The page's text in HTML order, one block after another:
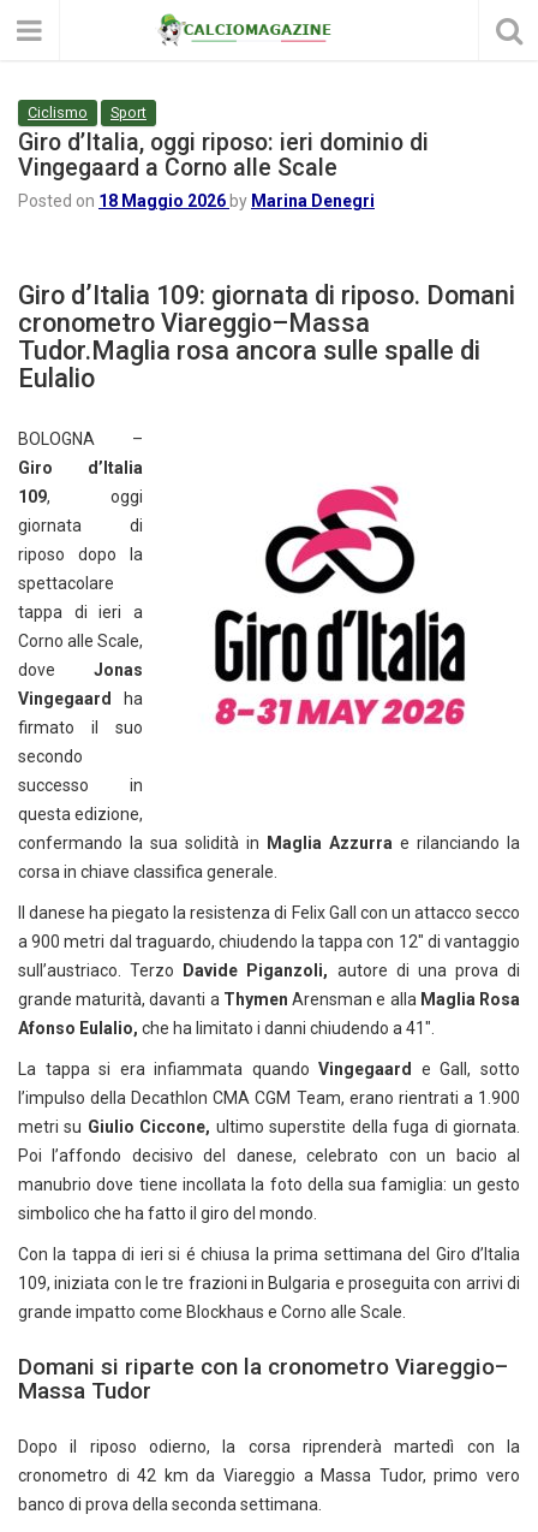
Ciclismo Sport
Giro d’Italia, oggi riposo: ieri dominio di
Vingegaard a Corno alle Scale
Posted on 18 Maggio 2026 by Marina Denegri
Giro d’Italia 109: giornata di riposo. Domani
cronometro Viareggio–Massa
Tudor.Maglia rosa ancora sulle spalle di
Eulalio
BOLOGNA –
Giro d’Italia
109, oggi
giornata di
riposo dopo la
spettacolare
tappa di ieri a
Corno alle Scale,
dove Jonas
Vingegaard
ha
firmato il suo
secondo
successo in
questa edizione,
confermando la sua solidità in
Maglia Azzurra e rilanciando la
corsa in chiave classifica generale.
Il danese ha piegato la resistenza di Felix Gall con un attacco secco
a 900 metri dal traguardo, chiudendo la tappa con 12″ di vantaggio
sull’austriaco. Terzo
Davide Piganzoli, autore di una prova di
grande maturità, davanti a Thymen Arensman e alla Maglia Rosa
Afonso Eulalio, che ha limitato i danni chiudendo a 41″.
La tappa si era infiammata quandoVingegaard
e Gall, sotto
l’impulso della Decathlon CMA CGM Team, erano rientrati a 1.900
metri su Giulio Ciccone, ultimo superstite della fuga di giornata.
Poi l’affondo decisivo del danese, celebrato con un bacio al
manubrio dove tiene incollata la foto della sua famiglia: un gesto
simbolico che ha fatto il giro del mondo.
Con la tappa di ieri si é chiusa la prima settimana del Giro d’Italia
109, iniziata con le tre frazioni in Bulgaria e proseguita con arrivi di
grande impatto come Blockhaus e Corno alle Scale.
Domani si riparte con la cronometro Viareggio–
Massa Tudor
Dopo il riposo odierno, la corsa riprenderà martedì con la
cronometro di 42 km da Viareggio a Massa Tudor, primo vero
banco di prova della seconda settimana.